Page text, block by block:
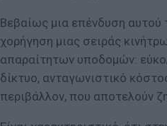
Βεβαίως μια επένδυση αυτού
χορήγηση μιας σειράς
απαραίτητων υποδομών:
δίκτυο, ανταγωνιστικό
περιβάλλον, που αποτελούν